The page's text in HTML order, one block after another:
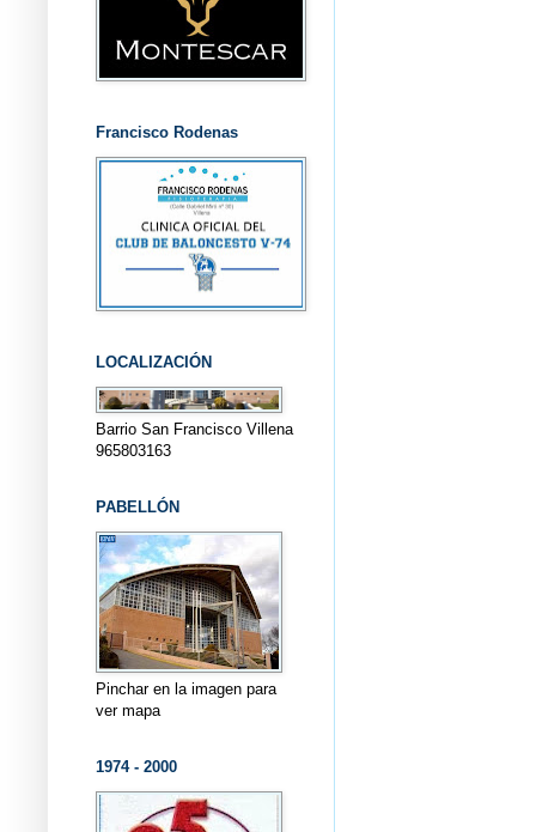
Francisco Rodenas
LOCALIZACIÓN
Barrio San Francisco Villena
965803163
PABELLÓN
Pinchar en la imagen para
ver mapa
1974 - 2000